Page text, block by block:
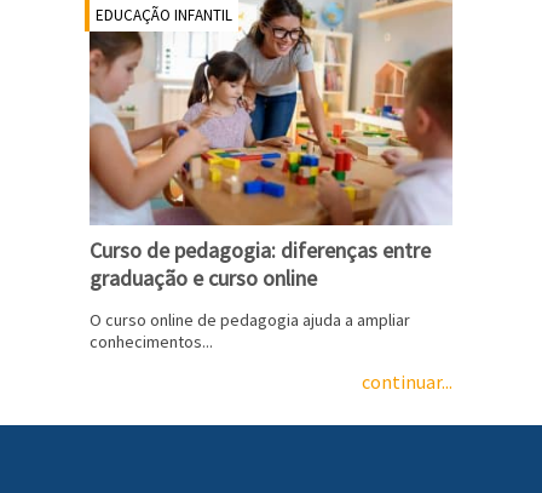
EDUCAÇÃO INFANTIL
Curso de pedagogia: diferenças entre
graduação e curso online
O curso online de pedagogia ajuda a ampliar
conhecimentos...
continuar...